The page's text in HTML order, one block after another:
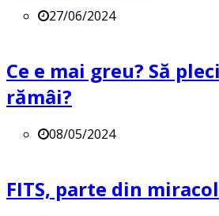
27/06/2024
Ce e mai greu? Să
rămâi?
08/05/2024
FITS, parte din miracol